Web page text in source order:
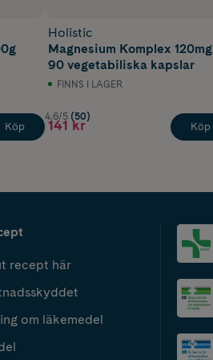
Köp
Holistic
Magnesium Komplex 120mg
90 vegetabiliska kapslar
FINNS I LAGER
4.6/5 (50)
141 kr Köp
recept här
om läkemedel